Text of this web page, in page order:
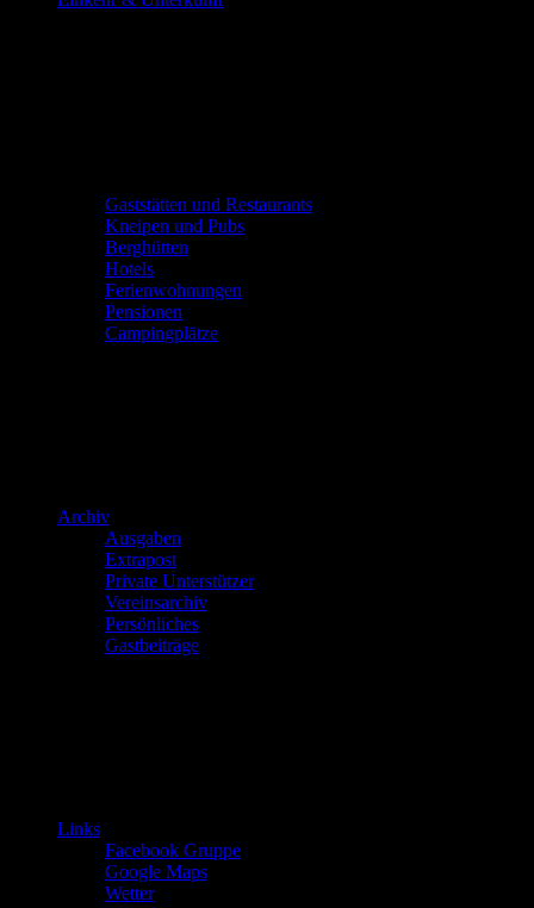
Gaststätten und Restaurants
Kneipen und Pubs
Berghütten
Hotels
Ferienwohnungen
Pensionen
Campingplätze
Archiv
Ausgaben
Extrapost
Private Unterstützer
Vereinsarchiv
Persönliches
Gastbeiträge
Links
Facebook Gruppe
Google Maps
Wetter